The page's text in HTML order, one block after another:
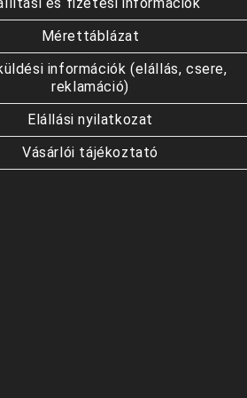
Mérettáblázat
információk (elállás, csere,
reklamáció)
Elállási nyilatkozat
Vásárlói tájékoztató